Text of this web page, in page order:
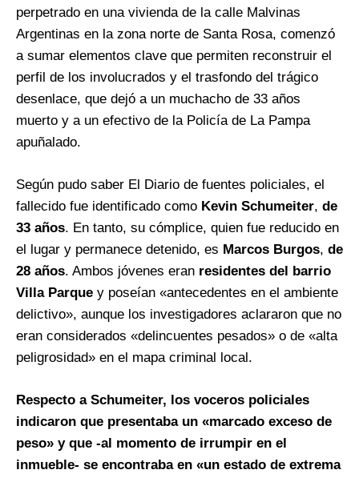
perpetrado en una vivienda de la calle Malvinas
Argentinas en la zona norte de Santa Rosa, comenzó
a sumar elementos clave que permiten reconstruir el
perfil de los involucrados y el trasfondo del trágico
desenlace, que dejó a un muchacho de 33 años
muerto y a un efectivo de la Policía de La Pampa
apuñalado.
Según pudo saber El Diario de fuentes policiales, el
fallecido fue identificado como Kevin Schumeiter, de
33 años. En tanto, su cómplice, quien fue reducido en
el lugar y permanece detenido, es Marcos Burgos, de
28 años. Ambos jóvenes eran residentes del barrio
Villa Parque y poseían «antecedentes en el ambiente
delictivo», aunque los investigadores aclararon que no
eran considerados «delincuentes pesados» o de «alta
peligrosidad» en el mapa criminal local.
Respecto a Schumeiter, los voceros policiales
indicaron que presentaba un «marcado exceso de
peso» y que -al momento de irrumpir en el
inmueble- se encontraba en «un estado de extrema